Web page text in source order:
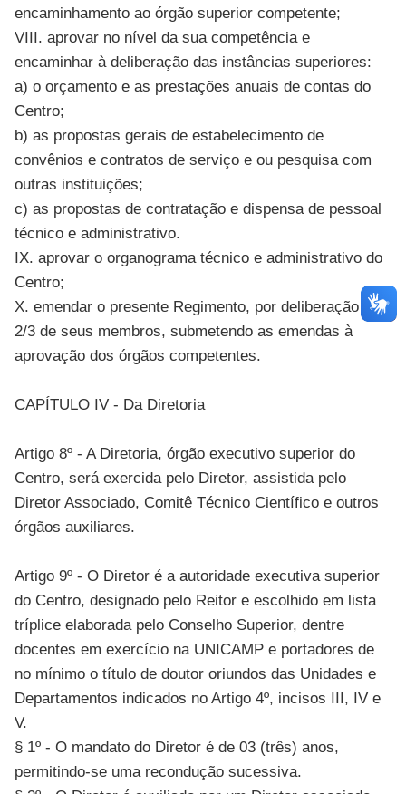
encaminhamento ao órgão superior competente;
VIII. aprovar no nível da sua competência e
encaminhar à deliberação das instâncias superiores:
a) o orçamento e as prestações anuais de contas do
Centro;
b) as propostas gerais de estabelecimento de
convênios e contratos de serviço e ou pesquisa com
outras instituições;
c) as propostas de contratação e dispensa de pessoal
técnico e administrativo.
IX. aprovar o organograma técnico e administrativo do
Centro;
X. emendar o presente Regimento, por deliberação de
2/3 de seus membros, submetendo as emendas à
aprovação dos órgãos competentes.
CAPÍTULO IV - Da Diretoria
Artigo 8º - A Diretoria, órgão executivo superior do
Centro, será exercida pelo Diretor, assistida pelo
Diretor Associado, Comitê Técnico Científico e outros
órgãos auxiliares.
Artigo 9º - O Diretor é a autoridade executiva superior
do Centro, designado pelo Reitor e escolhido em lista
tríplice elaborada pelo Conselho Superior, dentre
docentes em exercício na UNICAMP e portadores de
no mínimo o título de doutor oriundos das Unidades e
Departamentos indicados no Artigo 4º, incisos III, IV e
V.
§ 1º - O mandato do Diretor é de 03 (três) anos,
permitindo-se uma recondução sucessiva.